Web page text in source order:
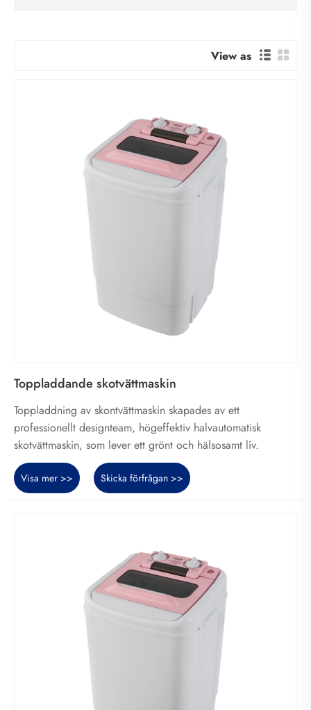
View as
Toppladdande skotvättmaskin
Toppladdning av skontvättmaskin skapades av ett
professionellt designteam, högeffektiv halvautomatisk
skotvättmaskin, som lever ett grönt och hälsosamt liv.
Visa mer >> Skicka förfrågan >>